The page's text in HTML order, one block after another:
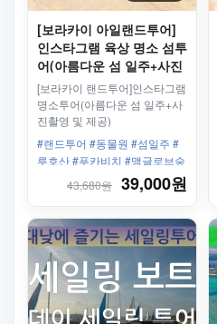
[보라카이 아일랜드투어]
인스타그램 육상 명소 섬투
어(아름다운 섬 일주+사진
촬영 및 제공) - 조인투어
[보라카이 랜드투어]인스타그램
명소투어(아름다운 섬 일주+사
진촬영 및 제공)
#랜드투어 #동물원 #섬일주 #
루호산 #푸카비치 #맹글로브숲
#육상투어 #드니위드
43,680원 39,000원